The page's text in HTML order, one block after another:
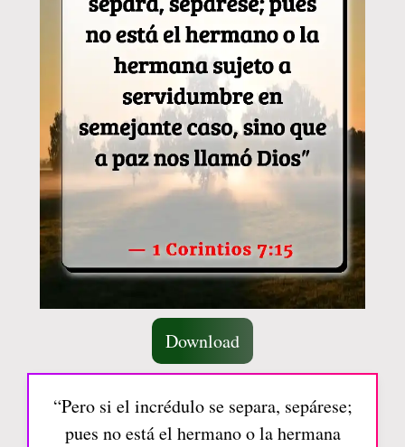
Download
“Pero si el incrédulo se separa, sepárese;
pues no está el hermano o la hermana